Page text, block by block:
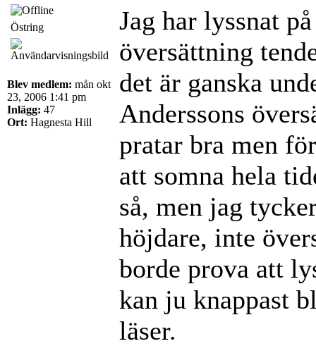
Östring
Blev medlem: mån okt
23, 2006 1:41 pm
Inlägg: 47
Ort: Hagnesta Hill
Jag har lyssnat
översättning
det är ganska
Anderssons
pratar bra men
att somna hela
så, men jag
höjdare, inte
borde prova att
kan ju knappast
läser.